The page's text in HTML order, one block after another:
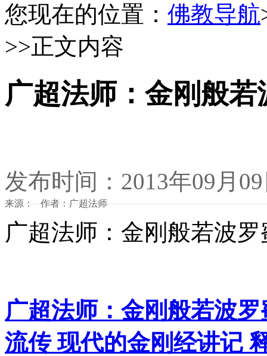
您现在的位置： 佛教导航
>>正文内容
广超法师：金刚般
发布时间：2013年09月
来源： 作者：广超法师
广超法师：金刚般若波
广超法师：金刚般若波
流传 现代的金刚经讲记